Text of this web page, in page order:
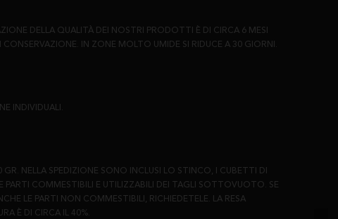
DELLA QUALITÀ DEI NOSTRI PRODOTTI È DI CIRCA 6 MESI
CONSERVAZIONE. IN ZONE MOLTO UMIDE SI RIDUCE A 30 GIORNI.
INDIVIDUALI.
GR. NELLA SPEDIZIONE SONO INCLUSI LO STINCO, I CUBETTI DI
PARTI COMMESTIBILI E UTILIZZABILI DEI TAGLI SOTTOVUOTO. SE
LE PARTI NON COMMESTIBILI, RICHIEDETELE. LA RESA
È DI CIRCA IL 40%.